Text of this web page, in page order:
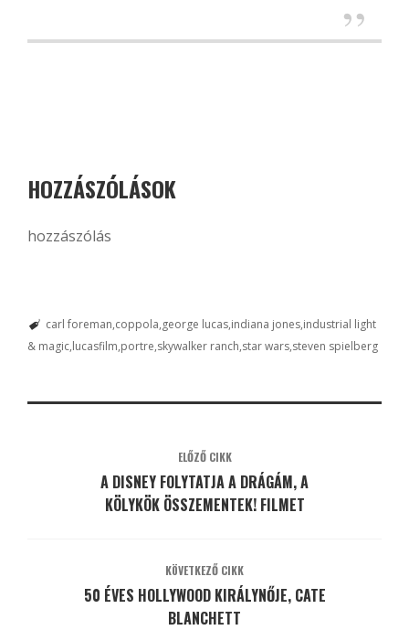
HOZZÁSZÓLÁSOK
hozzászólás
carl foreman coppola george lucas indiana jones industrial light
& magic lucasfilm portre skywalker ranch star wars steven spielberg
ELŐZŐ CIKK
A DISNEY FOLYTATJA A DRÁGÁM, A
KÖLYKÖK ÖSSZEMENTEK! FILMET
KÖVETKEZŐ CIKK
50 ÉVES HOLLYWOOD KIRÁLYNŐJE, CATE
BLANCHETT